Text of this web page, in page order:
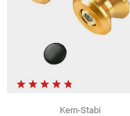
Kern-Stabi